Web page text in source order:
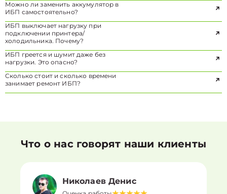
Можно ли заменить аккумулятор в
ИБП самостоятельно?
ИБП выключает нагрузку при
подключении принтера/
холодильника. Почему?
ИБП греется и шумит даже без
нагрузки. Это опасно?
Сколько стоит и сколько времени
занимает ремонт ИБП?
Что о нас говорят наши клиенты
Николаев Денис